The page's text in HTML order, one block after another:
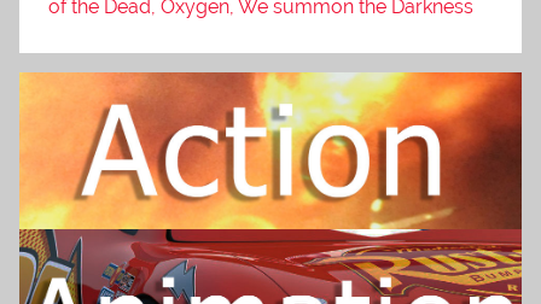
of the Dead, Oxygen, We summon the Darkness